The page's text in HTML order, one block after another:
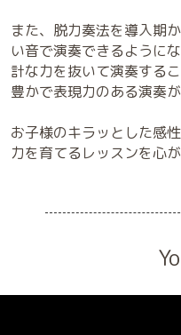
また、脱力奏法を導入期
い音で演奏できるように
計な力を抜いて演奏する
豊かで表現力のある演奏
お子様のキラッとした感
力を育てるレッスンを心が